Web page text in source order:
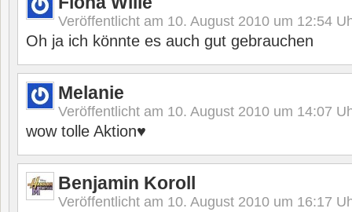
Veröffentlicht am 10. August 2010 um 12:54
Oh ja ich könnte es auch gut gebrauchen
Melanie
Veröffentlicht am 10. August 2010 um 14:07
wow tolle Aktion♥
Benjamin Koroll
Veröffentlicht am 10. August 2010 um 16:17